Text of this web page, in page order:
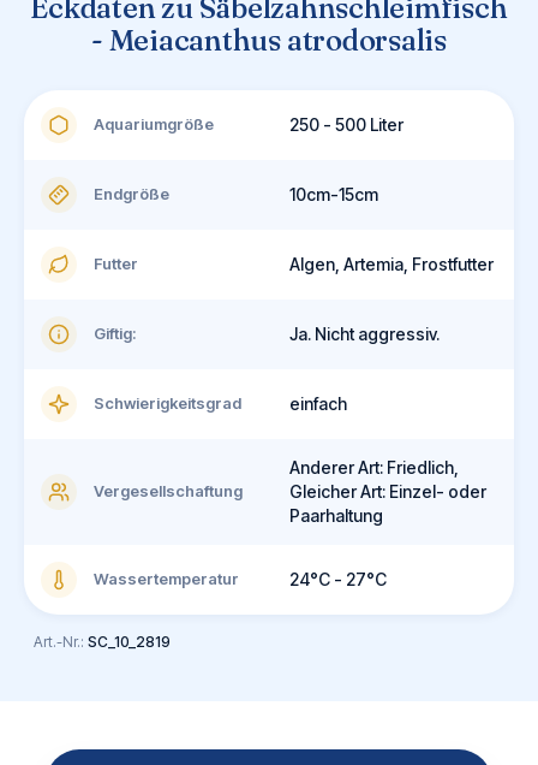
Eckdaten zu Säbelzahnschleimfisch
- Meiacanthus atrodorsalis
Aquariumgröße 250 - 500 Liter
Endgröße 10cm-15cm
Futter Algen, Artemia, Frostfutter
Giftig: Ja. Nicht aggressiv.
Schwierigkeitsgrad einfach
Vergesellschaftung
Anderer Art: Friedlich,
Gleicher Art: Einzel- oder
Paarhaltung
Wassertemperatur 24°C - 27°C
Art.-Nr.: SC_10_2819